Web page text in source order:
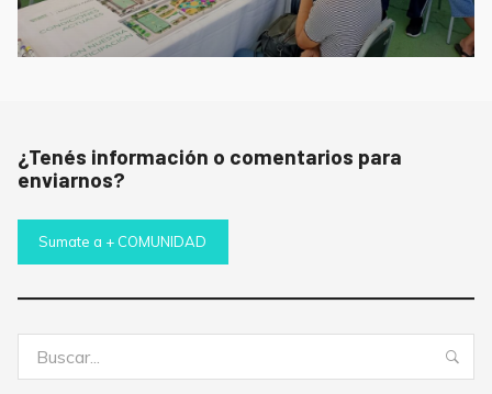
¿Tenés información o comentarios para
enviarnos?
Sumate a + COMUNIDAD